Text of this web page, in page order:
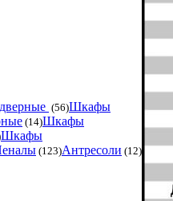
(56)Шкафы
(14)Шкафы
Шкафы
(123)Антресоли (12)